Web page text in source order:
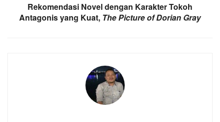
Rekomendasi Novel dengan Karakter Tokoh
Antagonis yang Kuat, The Picture of Dorian Gray